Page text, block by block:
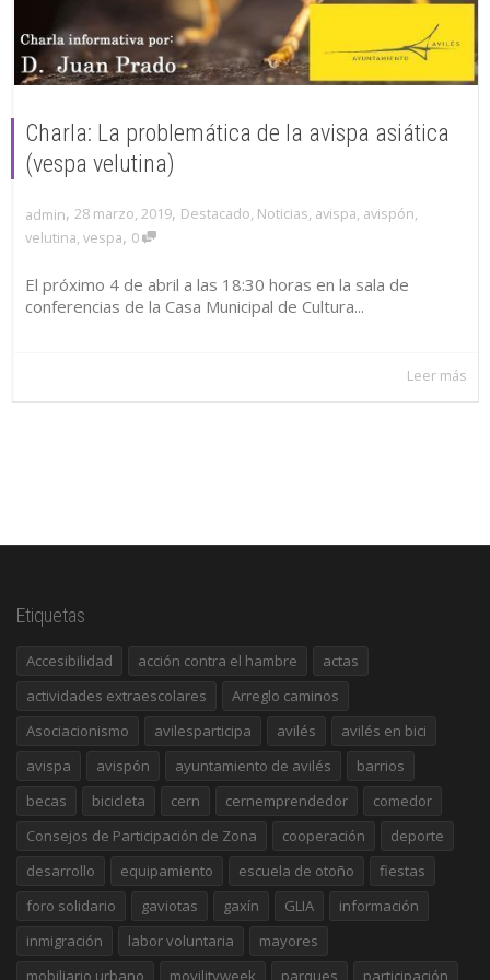
Charla: La problemática de la avispa asiática
(vespa velutina)
admin, 28 marzo, 2019, Destacado, Noticias, avispa, avispón,
velutina, vespa, 0
El próximo 4 de abril a las 18:30 horas en la sala de
conferencias de la Casa Municipal de Cultura...
Leer más
Etiquetas
Accesibilidad acción contra el hambre
actas
actividades extraescolares
Arreglo caminos
Asociacionismo
avilesparticipa avilés
avilés en bici
avispa
avispón ayuntamiento de avilés
barrios
becas
bicicleta cern cernemprendedor
comedor
Consejos de Participación de Zona
cooperación
deporte
desarrollo
equipamiento escuela de otoño
fiestas
foro solidario
gaviotas gaxín GLIA
información
inmigración
labor voluntaria
mayores
mobiliario urbano
movilityweek parques participación